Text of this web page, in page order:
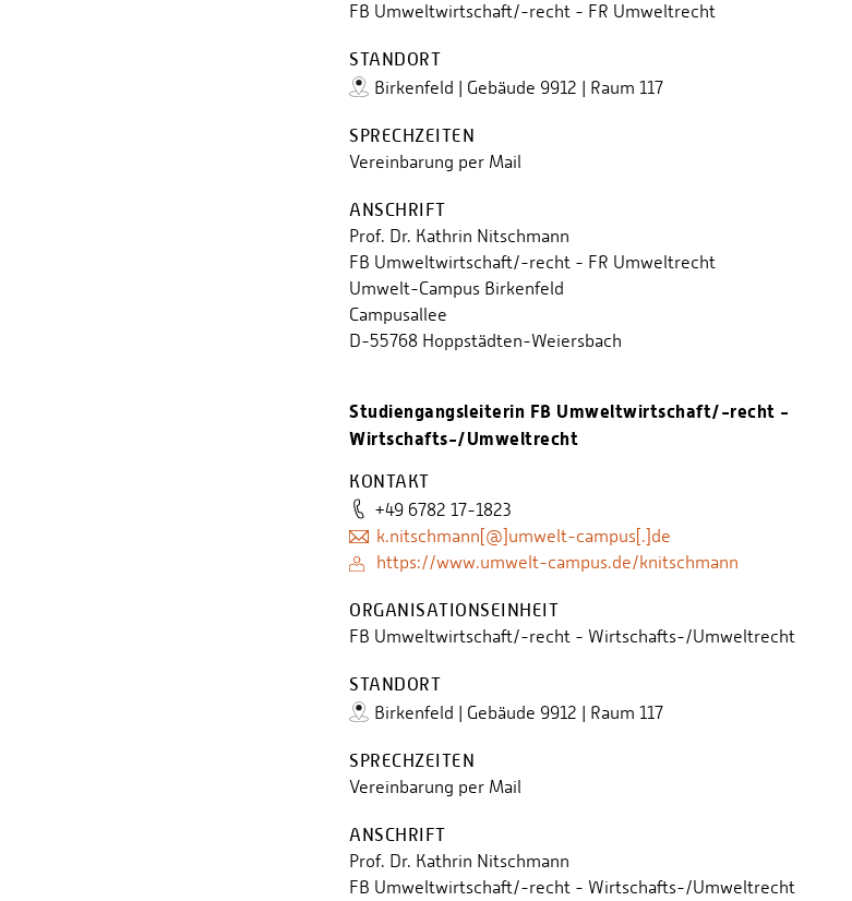
FB Umweltwirtschaft/-recht - FR Umweltrecht
STANDORT
Birkenfeld | Gebäude 9912 | Raum 117
SPRECHZEITEN
Vereinbarung per Mail
ANSCHRIFT
Prof. Dr. Kathrin Nitschmann
FB Umweltwirtschaft/-recht - FR Umweltrecht
Umwelt-Campus Birkenfeld
Campusallee
D-55768 Hoppstädten-Weiersbach
Studiengangsleiterin FB Umweltwirtschaft/-recht -
Wirtschafts-/Umweltrecht
KONTAKT
+49 6782 17-1823
k.nitschmann[@]umwelt-campus[.]de
https://www.umwelt-campus.de/knitschmann
ORGANISATIONSEINHEIT
FB Umweltwirtschaft/-recht - Wirtschafts-/Umweltrecht
STANDORT
Birkenfeld | Gebäude 9912 | Raum 117
SPRECHZEITEN
Vereinbarung per Mail
ANSCHRIFT
Prof. Dr. Kathrin Nitschmann
FB Umweltwirtschaft/-recht - Wirtschafts-/Umweltrecht